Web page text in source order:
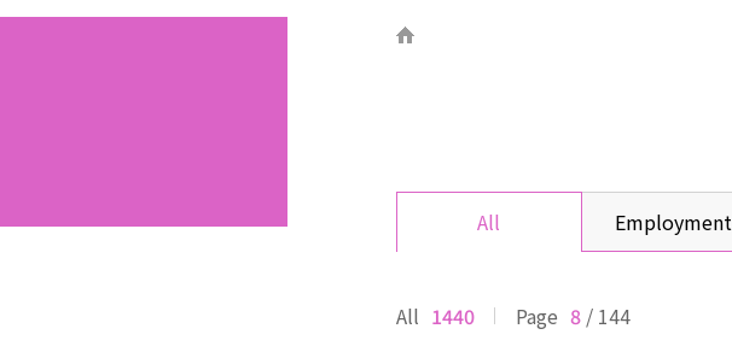
All Employment
All 1440 Page 8 / 144